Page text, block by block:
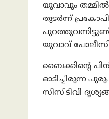
യുവാവും തമ്മിൽ
തുടർന്ന്
യുവാവ്
ബൈക്കിന്റെ
ഓടിച്ചിരുന്ന
സിസിടിവി